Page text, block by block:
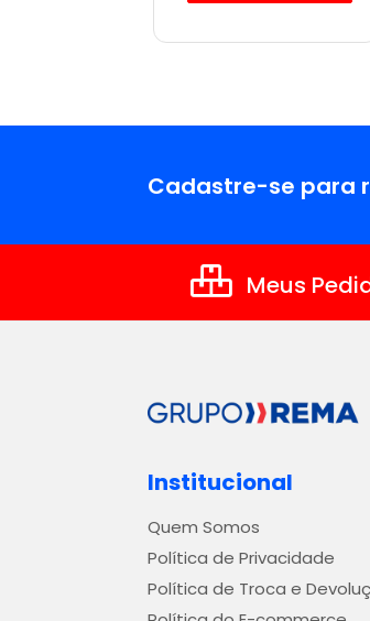
Cadastre-se para
Meus
Institucional
Quem Somos
Política de Privacidade
Política de Troca e